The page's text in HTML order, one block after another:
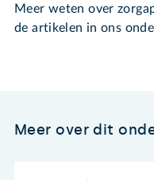
Meer weten over
de artikelen in ons
Meer over dit